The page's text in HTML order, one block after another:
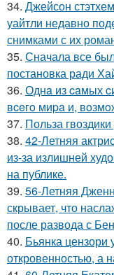
34. Джейсон
уайтли недавно
снимками с их
35. Сначала все
постановка ради
36. Однa из caмых
вceгo миpa и,
37. Польза
38. 42-Летняя
из-за излишней
на публике.
39. 56-Летняя
скрывает, что
после развода с
40. Бьянка цензори
откровенностью, а